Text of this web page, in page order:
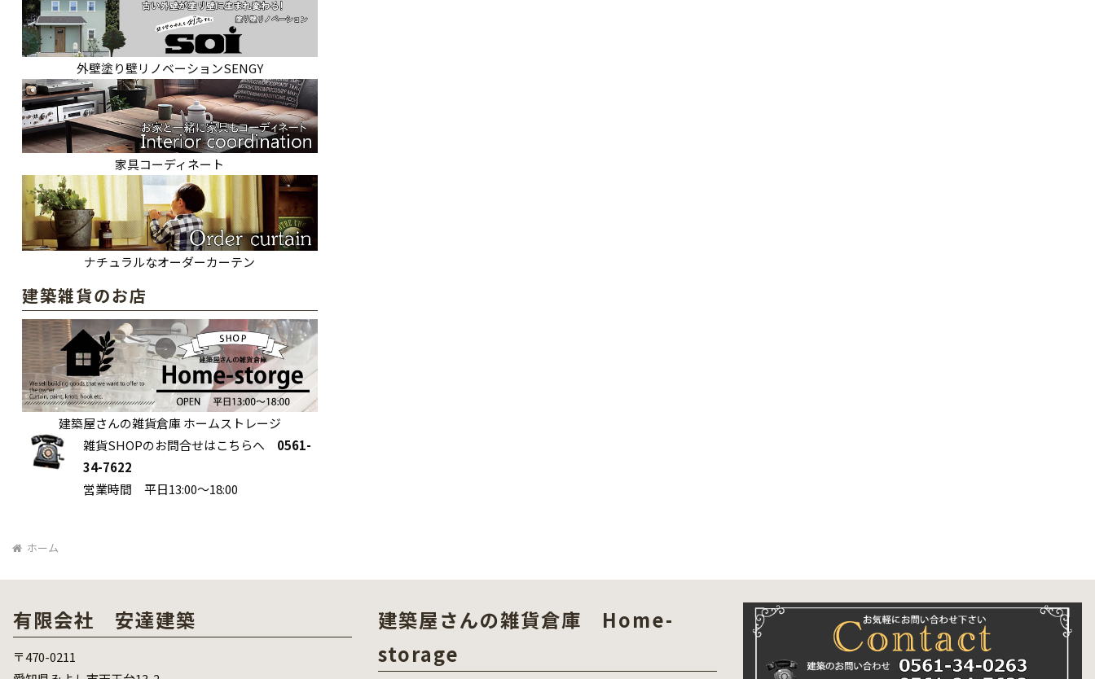
外壁塗り壁リノベーションSENGY
家具コーディネート
ナチュラルなオーダーカーテン
建築雑貨のお店
建築屋さんの雑貨倉庫 ホームストレージ
雑貨SHOPのお問合せはこちらへ 0561-
34-7622
営業時間 平日13:00～18:00
ホーム
有限会社 安達建築
〒470-0211
建築屋さんの雑貨倉庫 Home-
storage